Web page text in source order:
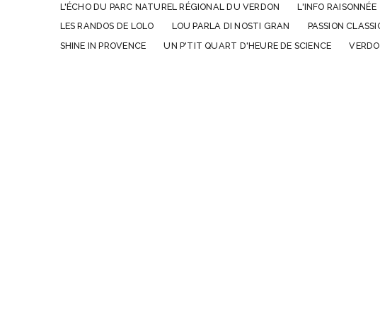
L'ÉCHO DU PARC NATUREL RÉGIONAL DU VERDON
L'INFO RAISONNÉE
LES RANDOS DE LOLO
LOU PARLA DI NOSTI GRAN PASSION
SHINE IN PROVENCE
UN P'TIT QUART D'HEURE DE SCIENCE